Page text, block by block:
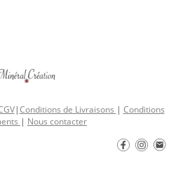
|Conditions de Livraisons | Conditions
| Nous contacter